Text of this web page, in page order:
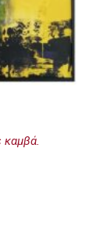
καμβά.